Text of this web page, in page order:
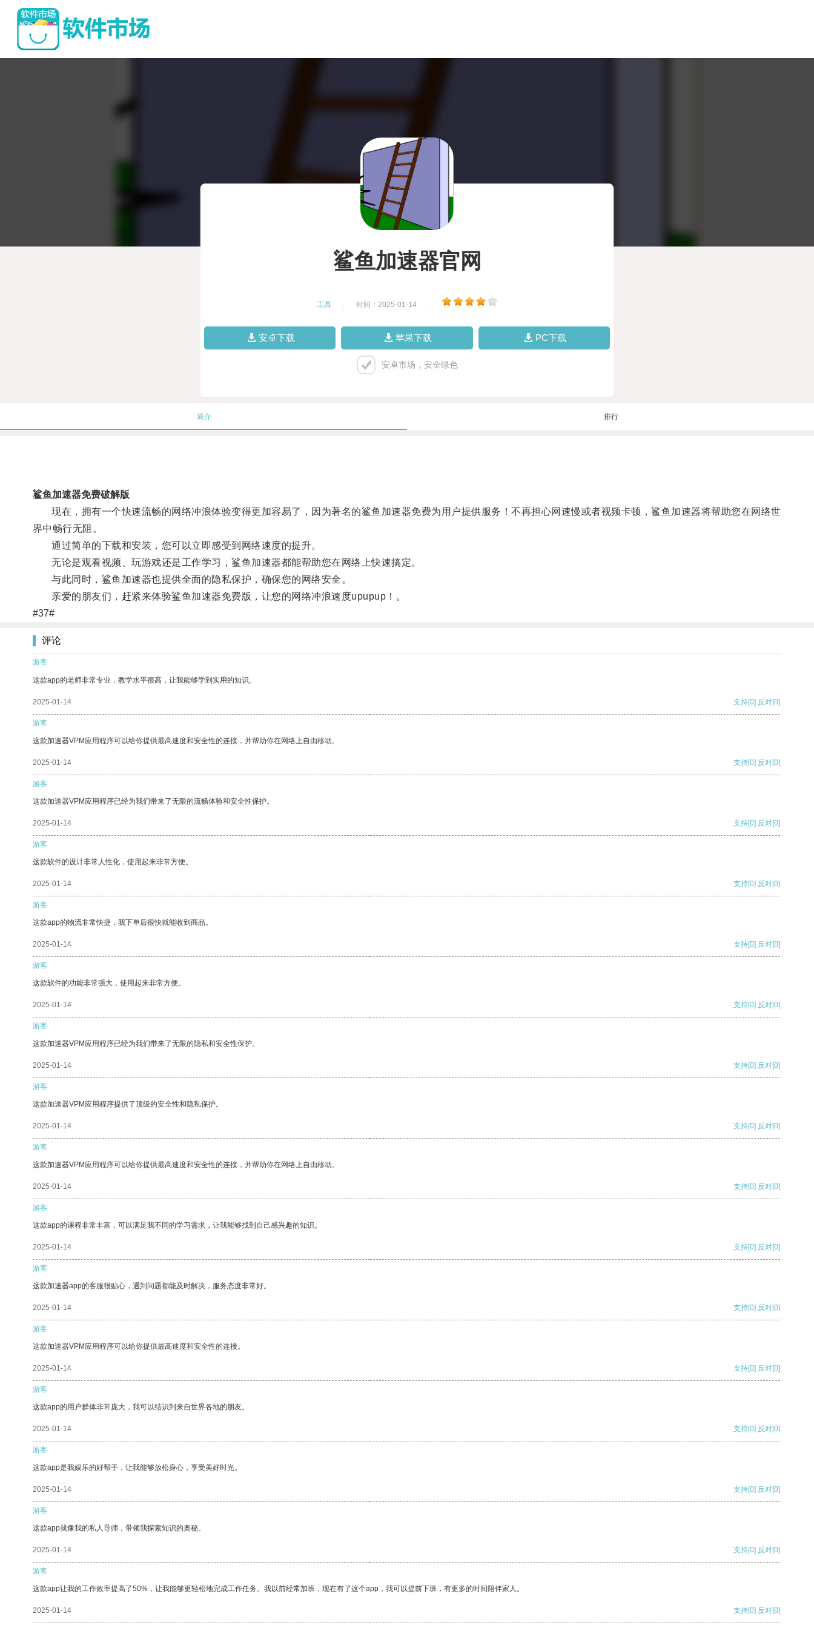
鲨鱼加速器官网
工具 时间：2025-01-14
安卓下载 苹果下载 PC下载
安卓市场，安全绿色
简介 排行
鲨鱼加速器免费破解版
现在，拥有一个快速流畅的网络冲浪体验变得更加容易了，因为著名的鲨鱼加速器免费为用户提供服务！不再担心网速慢或者视频卡顿，鲨鱼加速器将帮助您在网络世
界中畅行无阻。
通过简单的下载和安装，您可以立即感受到网络速度的提升。
无论是观看视频、玩游戏还是工作学习，鲨鱼加速器都能帮助您在网络上快速搞定。
与此同时，鲨鱼加速器也提供全面的隐私保护，确保您的网络安全。
亲爱的朋友们，赶紧来体验鲨鱼加速器免费版，让您的网络冲浪速度upupup！。
#37#
评论
游客
这款app的老师非常专业，教学水平很高，让我能够学到实用的知识。
2025-01-14 支持[0] 反对[0]
游客
这款加速器VPM应用程序可以给你提供最高速度和安全性的连接，并帮助你在网络上自由移动。
2025-01-14 支持[0] 反对[0]
游客
这款加速器VPM应用程序已经为我们带来了无限的流畅体验和安全性保护。
2025-01-14 支持[0] 反对[0]
游客
这款软件的设计非常人性化，使用起来非常方便。
2025-01-14 支持[0] 反对[0]
游客
这款app的物流非常快捷，我下单后很快就能收到商品。
2025-01-14 支持[0] 反对[0]
游客
这款软件的功能非常强大，使用起来非常方便。
2025-01-14 支持[0] 反对[0]
游客
这款加速器VPM应用程序已经为我们带来了无限的隐私和安全性保护。
2025-01-14 支持[0] 反对[0]
游客
这款加速器VPM应用程序提供了顶级的安全性和隐私保护。
2025-01-14 支持[0] 反对[0]
游客
这款加速器VPM应用程序可以给你提供最高速度和安全性的连接，并帮助你在网络上自由移动。
2025-01-14 支持[0] 反对[0]
游客
这款app的课程非常丰富，可以满足我不同的学习需求，让我能够找到自己感兴趣的知识。
2025-01-14 支持[0] 反对[0]
游客
这款加速器app的客服很贴心，遇到问题都能及时解决，服务态度非常好。
2025-01-14 支持[0] 反对[0]
游客
这款加速器VPM应用程序可以给你提供最高速度和安全性的连接。
2025-01-14 支持[0] 反对[0]
游客
这款app的用户群体非常庞大，我可以结识到来自世界各地的朋友。
2025-01-14 支持[0] 反对[0]
游客
这款app是我娱乐的好帮手，让我能够放松身心，享受美好时光。
2025-01-14 支持[0] 反对[0]
游客
这款app就像我的私人导师，带领我探索知识的奥秘。
2025-01-14 支持[0] 反对[0]
游客
这款app让我的工作效率提高了50%，让我能够更轻松地完成工作任务。我以前经常加班，现在有了这个app，我可以提前下班，有更多的时间陪伴家人。
2025-01-14 支持[0] 反对[0]